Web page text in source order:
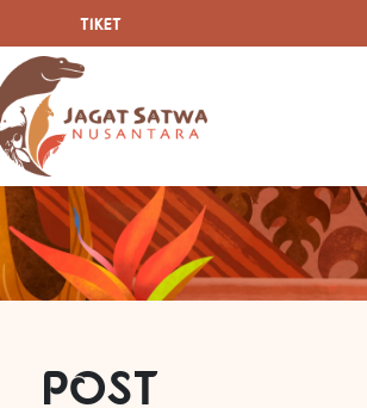
TIKET
POST